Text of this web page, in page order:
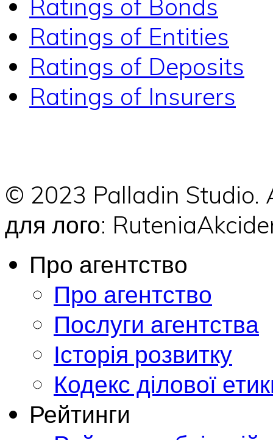
Ratings of Bonds
Ratings of Entities
Ratings of Deposits
Ratings of Insurers
© 2023 Palladin
для лого:
Про агентство
Про агентство
Послуги агентства
Історія розвитку
Кодекс ділової
Рейтинги